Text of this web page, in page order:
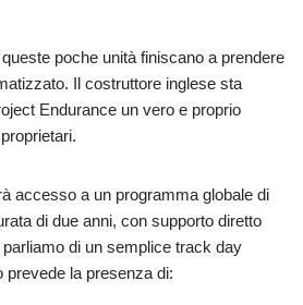
poche unità finiscano a prendere
Il costruttore inglese sta
Endurance un vero e proprio
accesso a un programma globale di
di due anni, con supporto diretto
di un semplice track day
prevede la presenza di: